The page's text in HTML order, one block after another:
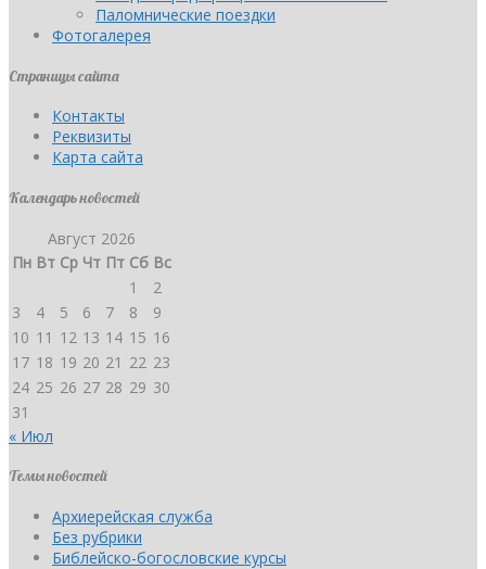
Паломнические поездки
Фотогалерея
Страницы сайта
Контакты
Реквизиты
Карта сайта
Календарь новостей
Август 2026
Пн Вт Ср Чт Пт Сб Вс
1
2
3
4 5 6 7 8
9
10 11 12 13 14 15 16
17 18 19 20 21 22 23
24 25 26 27 28 29 30
31
« Июл
Темы новостей
Архиерейская служба
Без рубрики
Библейско-богословские курсы